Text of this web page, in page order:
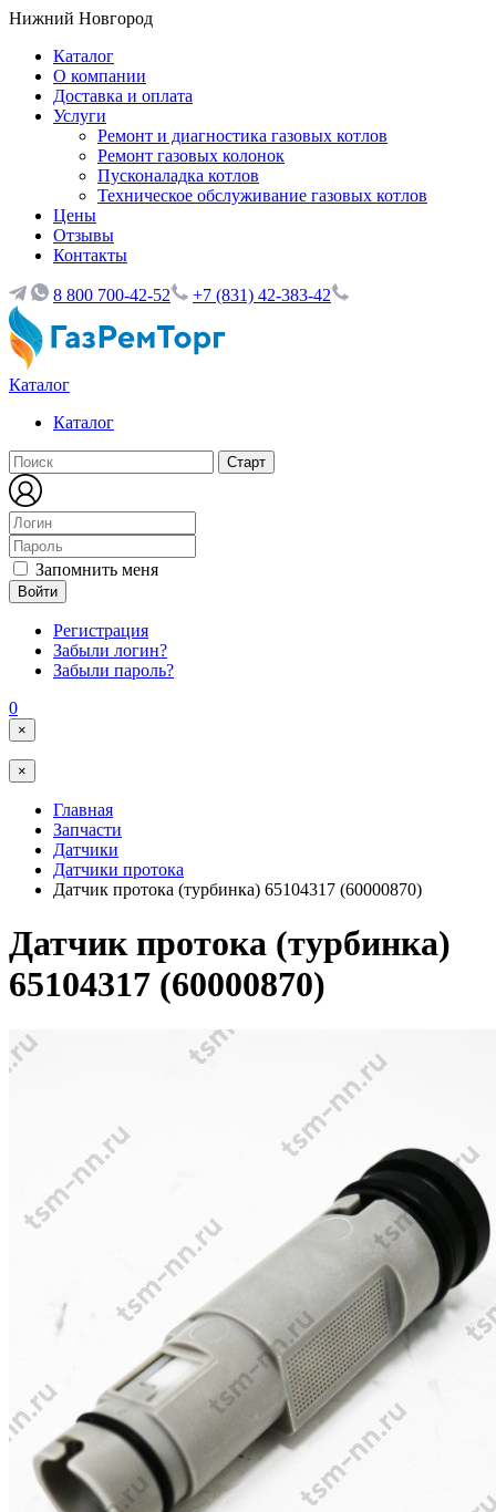
Нижний Новгород
Каталог
О компании
Доставка и оплата
Услуги
Ремонт и диагностика газовых котлов
Ремонт газовых колонок
Пусконаладка котлов
Техническое обслуживание газовых котлов
Цены
Отзывы
Контакты
8 800 700-42-52 +7 (831) 42-383-42
Каталог
Каталог
Запомнить меня
Войти
Регистрация
Забыли логин?
Забыли пароль?
0
×
×
Главная
Запчасти
Датчики
Датчики протока
Датчик протока (турбинка) 65104317 (60000870)
Датчик протока (турбинка)
65104317 (60000870)